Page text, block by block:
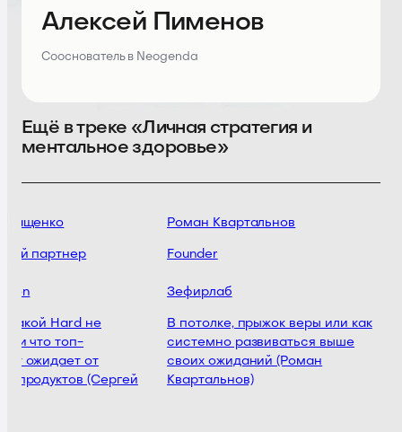
Алексей Пименов
Сооснователь в Neogenda
Ещё в треке «Личная стратегия и
ментальное здоровье»
партнер
Hard не
что топ-
ожидает от
продуктов (Сергей
Роман Квартальнов
Founder
Зефирлаб
В потолке, прыжок веры или как
системно развиваться выше
своих ожиданий (Роман
Квартальнов)